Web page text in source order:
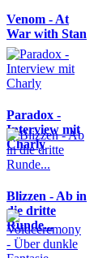
Venom - At
War with Stan
Paradox -
Interview mit
Charly
Blizzen - Ab in
die dritte
Runde...